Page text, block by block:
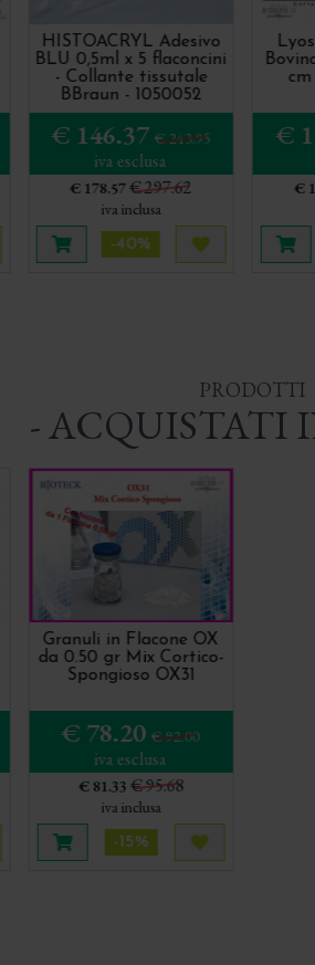
più tardi
HISTOACRYL Adesivo
BLU 0,5ml x 5 flaconcini
- Collante tissutale
BBraun - 1050052
€ 146.37 € 243.95
iva esclusa
€ 178.57€ 297.62
iva inclusa
Aggiungi al carrello
-40%
Acquista più
cm
€
€
PRODOTTI
- ACQUISTATI
più tardi
Granuli in Flacone OX
da 0.50 gr Mix Cortico-
Spongioso OX31
€ 78.20 € 92.00
iva esclusa
€ 81.33 € 95.68
iva inclusa
Aggiungi al carrello
-15%
Acquista più